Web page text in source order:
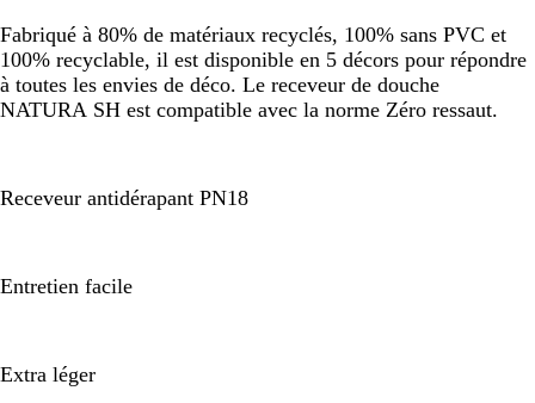
Fabriqué à 80% de matériaux recyclés, 100% sans PVC et
100% recyclable, il est disponible en 5 décors pour répondre
à toutes les envies de déco. Le receveur de douche
NATURA SH est compatible avec la norme Zéro ressaut.
Receveur antidérapant PN18
Entretien facile
Extra léger